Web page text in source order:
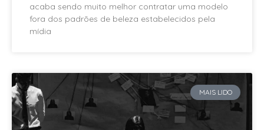
acaba sendo muito melhor contratar uma modelo
fora dos padrões de beleza estabelecidos pela
mídia
MAIS LIDO